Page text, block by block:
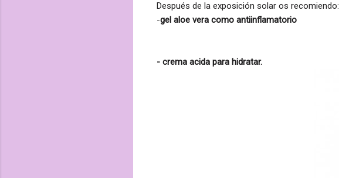
Después de la exposición solar os recomiendo:
-gel aloe vera como antiinflamatorio
- crema acida para hidratar.